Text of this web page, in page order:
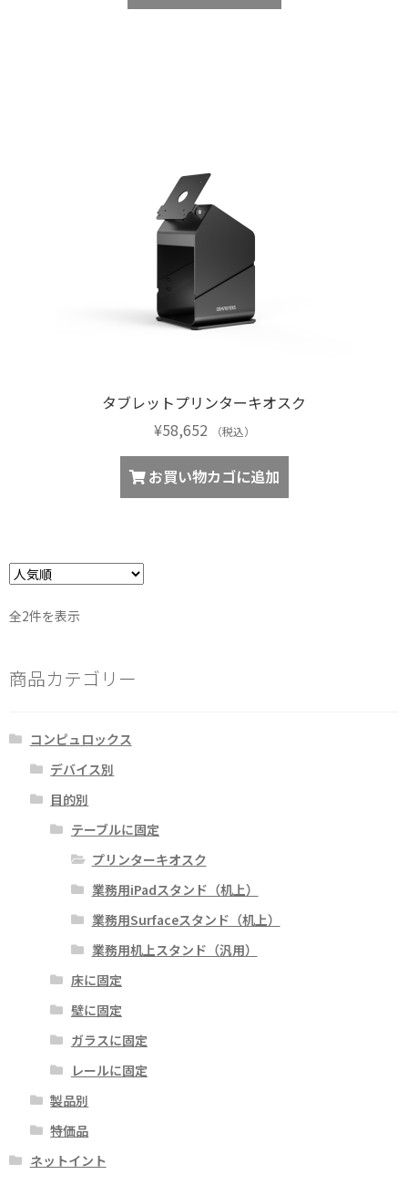
タブレットプリンターキオスク
¥58,652 （税込）
お買い物カゴに追加
全2件を表示
商品カテゴリー
コンピュロックス
デバイス別
目的別
テーブルに固定
プリンターキオスク
業務用iPadスタンド（机上）
業務用Surfaceスタンド（机上）
業務用机上スタンド（汎用）
床に固定
壁に固定
ガラスに固定
レールに固定
製品別
特価品
ネットイント